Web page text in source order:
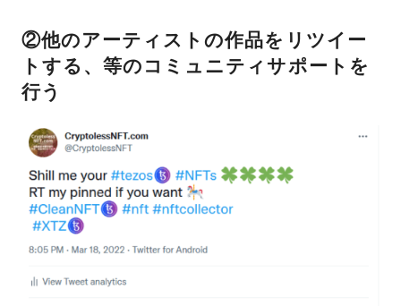
②他のアーティストの作品をリツイー
トする、等のコミュニティサポートを
行う